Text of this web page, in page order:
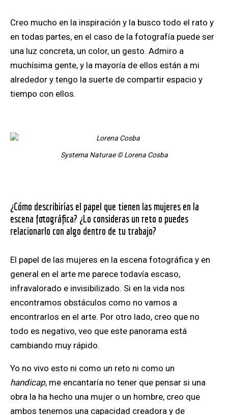
Creo mucho en la inspiración y la busco todo el rato y
en todas partes, en el caso de la fotografía puede ser
una luz concreta, un color, un gesto. Admiro a
muchísima gente, y la mayoría de ellos están a mi
alrededor y tengo la suerte de compartir espacio y
tiempo con ellos.
Systema Naturae © Lorena Cosba
¿Cómo describirías el papel que tienen las mujeres en la
escena fotográfica? ¿Lo consideras un reto o puedes
relacionarlo con algo dentro de tu trabajo?
El papel de las mujeres en la escena fotográfica y en
general en el arte me parece todavía escaso,
infravalorado e invisibilizado. Si en la vida nos
encontramos obstáculos como no vamos a
encontrarlos en el arte. Por otro lado, creo que no
todo es negativo, veo que este panorama está
cambiando muy rápido.
Yo no vivo esto ni como un reto ni como un
handicap, me encantaría no tener que pensar si una
obra la ha hecho una mujer o un hombre, creo que
ambos tenemos una capacidad creadora y de